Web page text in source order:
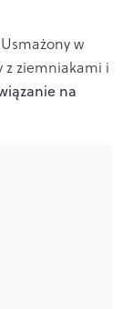
w
z ziemniakami i
na